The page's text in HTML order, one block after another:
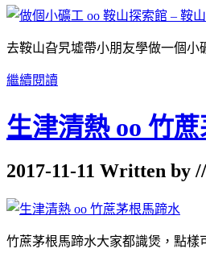
去鞍山旮旯墟帶小朋友學做一個小
繼續閱讀
生津清熱 oo 竹
2017-11-11 Written by //
竹蔗茅根馬蹄水大家都識煲，點樣